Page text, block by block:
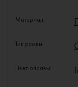
Материал:
Тип рамки:
Цвет оправы: